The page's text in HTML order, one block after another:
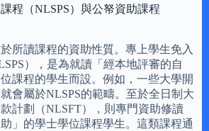
程（NLSPS）與公帑資助課程
所讀課程的資助性質。專上學生免入
），是為就讀「經本地評審的自
課程的學生而設。例如，一些大學開
會屬於NLSPS的範疇。至於全日制大
計劃（NLSFT），則專門資助修讀
」的學士學位課程學生。這類課程通